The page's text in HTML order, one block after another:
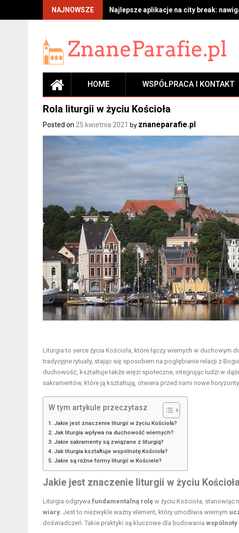
NAJNOWSZE Najlepsze aplikacje na city break:
HOME WSPÓŁPRACA I KONTAKT
Rola liturgii w życiu Kościoła
Posted on 25 kwietnia 2021 by znaneparafie.pl
Liturgia to serce życia Kościoła, które łączy wiernych w
tradycyjne rytuały, stając się sposobem na pogłębianie relacji z
duchowość, kształtuje także więzi społeczne, integrując ludzi w
sakramentów, które ją kształtują, otwiera przed nami nowe
W tym artykule przeczytasz
Jakie jest znaczenie liturgii w życiu Kościoła?
Jak liturgia wpływa na duchowość wiernych?
Jakie sakramenty są związane z liturgią?
Jak liturgia kształtuje wspólnotę Kościoła?
Jakie są różne formy liturgii w Kościele?
Jakie jest znaczenie liturgii w życiu
Liturgia odgrywa fundamentalną rolę w życiu Kościoła, stanowiąc
wiary . Jest to niezwykle ważny element, który umożliwia wiernym
doświadczeń. Takie praktyki są kluczowe dla budowania wspólnoty